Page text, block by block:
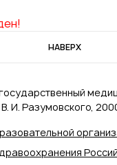
НАВЕРХ
И. Разумовского,